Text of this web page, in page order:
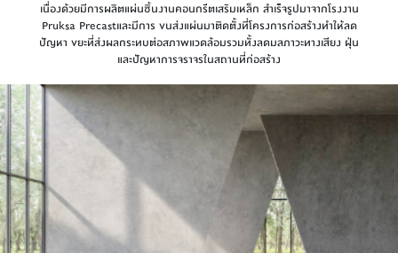
เนื่องด้วยมีการผลิตแผ่นชิ้นงานคอนกรีตเสริมเหล็ก สำเร็จรูปมาจากโรงงาน
Pruksa Precastและมีการ ขนส่งแผ่นมาติดตั้งที่โครงการก่อสร้างทำให้ลด
ปัญหา ขยะที่ส่งผลกระทบต่อสภาพแวดล้อมรวมทั้งลดมลภาวะทางเสียง ฝุ่น
และปัญหาการจราจรในสถานที่ก่อสร้าง